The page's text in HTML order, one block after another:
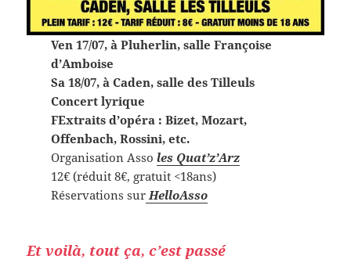
Ven 17/07, à Pluherlin, salle Françoise
d’Amboise
Sa 18/07, à Caden, salle des Tilleuls
Concert lyrique
FExtraits d’opéra : Bizet, Mozart,
Offenbach, Rossini, etc.
Organisation Asso les Quat’z’Arz
12€ (réduit 8€, gratuit <18ans)
Réservations sur HelloAsso
Et voilà, tout ça, c’est passé